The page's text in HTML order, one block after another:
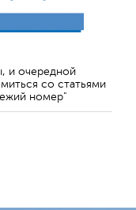
и очередной
со статьями
номер"